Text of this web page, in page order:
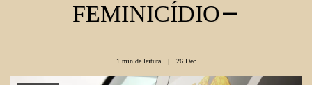
FEMINICÍDIO
1 min de leitura 26 Dec